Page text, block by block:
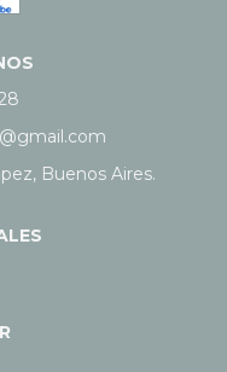
Buenos Aires.